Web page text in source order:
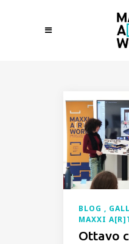
BLOG
MAXXI
Ottavo